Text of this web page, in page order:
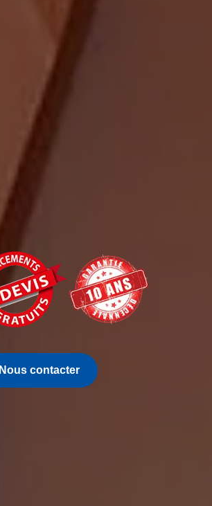
Nous contacter